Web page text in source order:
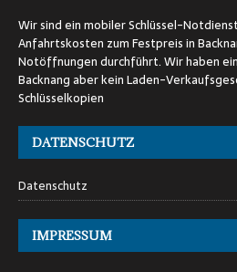
Wir sind ein mobiler Schlüssel-
Anfahrtskosten zum Festpreis in
Notöffnungen durchführt. Wir haben
Backnang aber kein Laden-
Schlüsselkopien
DATENSCHUTZ
Datenschutz
IMPRESSUM